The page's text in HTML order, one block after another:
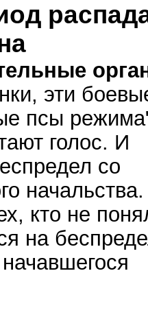
эти
псы
голос. И
со
начальства.
кто не
на